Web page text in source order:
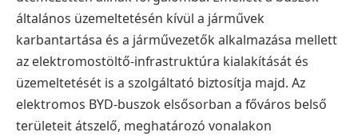
általános üzemeltetésén kívül a járművek
karbantartása és a járművezetők alkalmazása mellett
az elektromostöltő-infrastruktúra kialakítását és
üzemeltetését is a szolgáltató biztosítja majd. Az
elektromos BYD-buszok elsősorban a főváros belső
területeit átszelő, meghatározó vonalakon